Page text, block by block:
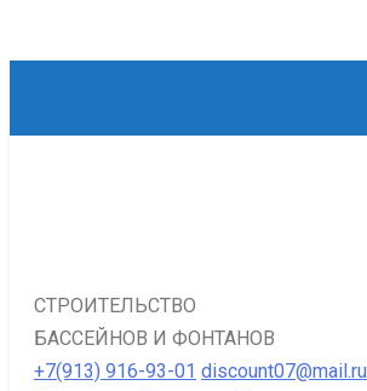
СТРОИТЕЛЬСТВО
БАССЕЙНОВ И ФОНТАНОВ
+7(913) 916-93-01 discount07@mail.ru